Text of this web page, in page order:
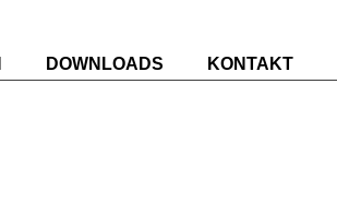
DOWNLOADS KONTAKT